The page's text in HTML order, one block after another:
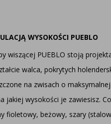
WYSOKOŚCI PUEBLO
wiszącej PUEBLO stoją
walca, pokrytych
na zwisach o
jakiej wysokości je zawiesisz.
fioletowy, beżowy, szary